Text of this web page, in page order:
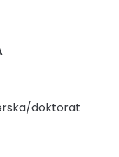
doktorat